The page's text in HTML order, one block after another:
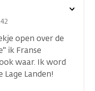
open over de
ik Franse
waar. Ik word
Landen!
Toon